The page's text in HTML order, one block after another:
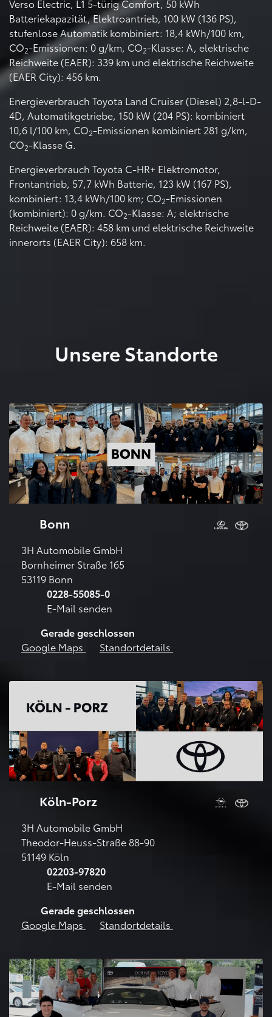
Verso Electric, L1 5-türig Comfort, 50 kWh
Batteriekapazität, Elektroantrieb, 100 kW (136 PS),
stufenlose Automatik kombiniert: 18,4 kWh/100 km,
CO2-Emissionen: 0 g/km, CO2-Klasse: A, elektrische
Reichweite (EAER): 339 km und elektrische Reichweite
(EAER City): 456 km.
Energieverbrauch Toyota Land Cruiser (Diesel) 2,8-l-D-
4D, Automatikgetriebe, 150 kW (204 PS): kombiniert
10,6 l/100 km, CO2-Emissionen kombiniert 281 g/km,
CO2-Klasse G.
Energieverbrauch Toyota C-HR+ Elektromotor,
Frontantrieb, 57,7 kWh Batterie, 123 kW (167 PS),
kombiniert: 13,4 kWh/100 km; CO2-Emissionen
(kombiniert): 0 g/km. CO2-Klasse: A; elektrische
Reichweite (EAER): 458 km und elektrische Reichweite
innerorts (EAER City): 658 km.
Unsere Standorte
Bonn
3H Automobile GmbH
Bornheimer Straße 165
53119 Bonn
0228-55085-0
E-Mail senden
Gerade geschlossen
Google Maps Standortdetails
Köln-Porz
3H Automobile GmbH
Theodor-Heuss-Straße 88-90
51149 Köln
02203-97820
E-Mail senden
Gerade geschlossen
Google Maps Standortdetails